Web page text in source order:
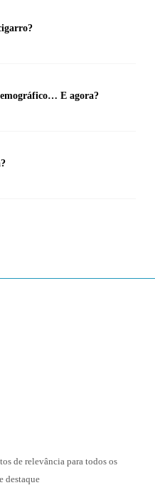
E agora?
de relevância para todos os
destaque